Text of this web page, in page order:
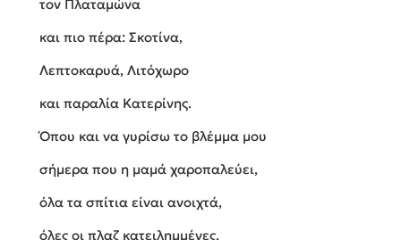
τον Πλαταμώνα
και πιο πέρα: Σκοτίνα,
Λεπτοκαρυά, Λιτόχωρο
και παραλία Κατερίνης.
Όπου και να γυρίσω το βλέμμα μου
σήμερα που η μαμά χαροπαλεύει,
όλα τα σπίτια είναι ανοιχτά,
όλες οι πλαζ κατειλημμένες,